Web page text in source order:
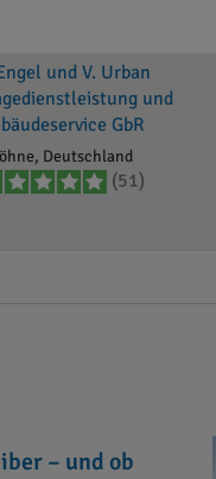
und V. Urban
und
GbR
Deutschland
(51)
– und ob